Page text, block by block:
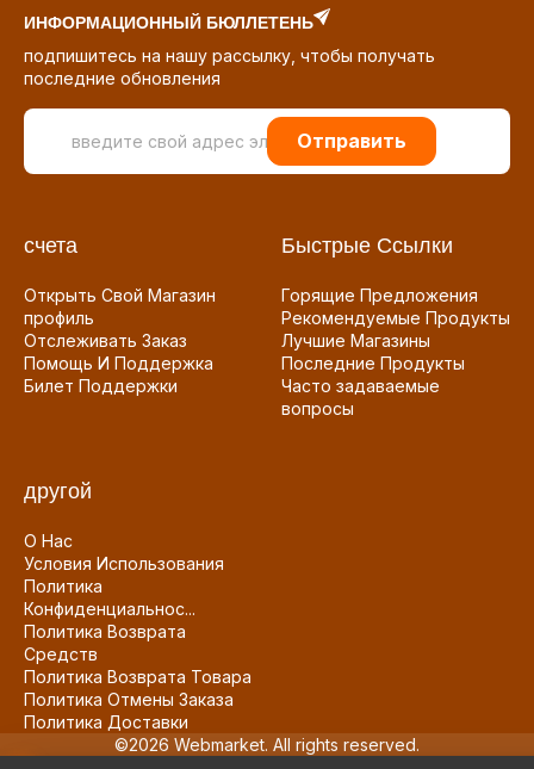
ИНФОРМАЦИОННЫЙ БЮЛЛЕТЕНЬ
подпишитесь на нашу рассылку, чтобы получать
последние обновления
Отправить
счета
Открыть Свой Магазин
профиль
Отслеживать Заказ
Помощь И Поддержка
Билет Поддержки
Быстрые Ссылки
Горящие Предложения
Рекомендуемые Продукты
Лучшие Магазины
Последние Продукты
Часто задаваемые
вопросы
другой
О Нас
Условия Использования
Политика
Конфиденциальнос...
Политика Возврата
Средств
Политика Возврата Товара
Политика Отмены Заказа
Политика Доставки
©2026 Webmarket. All rights reserved.